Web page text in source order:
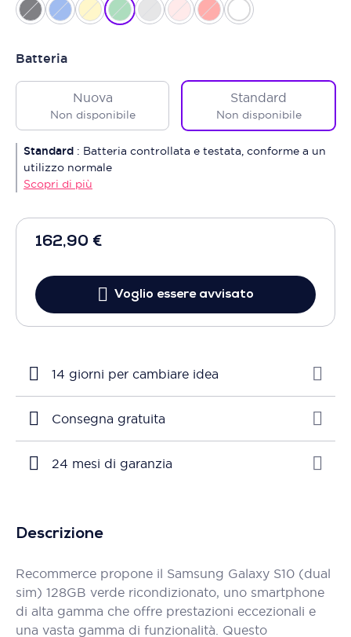
162,90 €
Voglio essere avvisato
Batteria
Nuova
Non disponibile
Standard
Non disponibile
Standard : Batteria controllata e testata, conforme a un
utilizzo normale
Scopri di più
14 giorni per cambiare idea
Consegna gratuita
24 mesi di garanzia
Descrizione
Recommerce propone il Samsung Galaxy S10 (dual
sim) 128GB verde ricondizionato, uno smartphone
di alta gamma che offre prestazioni eccezionali e
una vasta gamma di funzionalità. Questo